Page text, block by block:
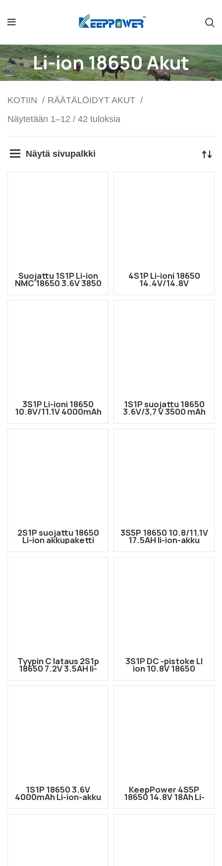
Li-ion 18650 Akut
KOTIIN
RÄÄTÄLÖIDYT AKUT
Näytetään 1–12 / 42 tuloksia
Näytä sivupalkki
Suojattu 1S1P Li-ion
NMC 18650 3.6V 3850
lämpötilalla. Suojaus
4S1P Li-ioni 18650
14.4V/14.8V
akku, jossa johdot irti
3S1P Li-ioni 18650
10.8V/11.1V 4000mAh
johdot irti
1S1P suojattu 18650
3.6V/3,7 V 3500 mAh
Li-ion akku, jossa
johdot irti
2S1P suojattu 18650
Li-ion akkupaketti
7.2V 3500mAh
liittimellä XT30
3S5P 18650 10.8/11.1V
17.5AH li-ion-akku
Tyypin C lataus 2S1p
18650 7.2V 3.5AH li-
3S1P DC -pistoke LI
ion 10.8V 18650
(5.5*2.1MM DC -liitin)
1S1P 18650 3.6V
4000mAh Li-ion-akku
KeepPower 4S5P
18650 14.8V 18Ah Li-
luotainilmaisimen